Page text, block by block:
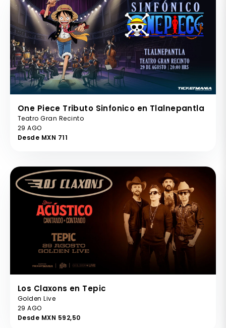
One Piece Tributo Sinfonico en Tlalnepantla
Teatro Gran Recinto
29 AGO
Desde MXN 711
Los Claxons en Tepic
Golden Live
29 AGO
Desde MXN 592,50